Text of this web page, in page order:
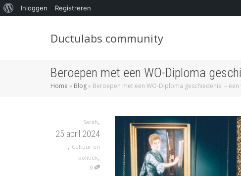
Inloggen Registreren
Ductulabs community
Beroepen met een WO-Diploma
Home » Blog» Beroepen met een WO-Diploma geschiedenis –
Sarah,
25 april 2024
, Cultuur en
politiek,
0